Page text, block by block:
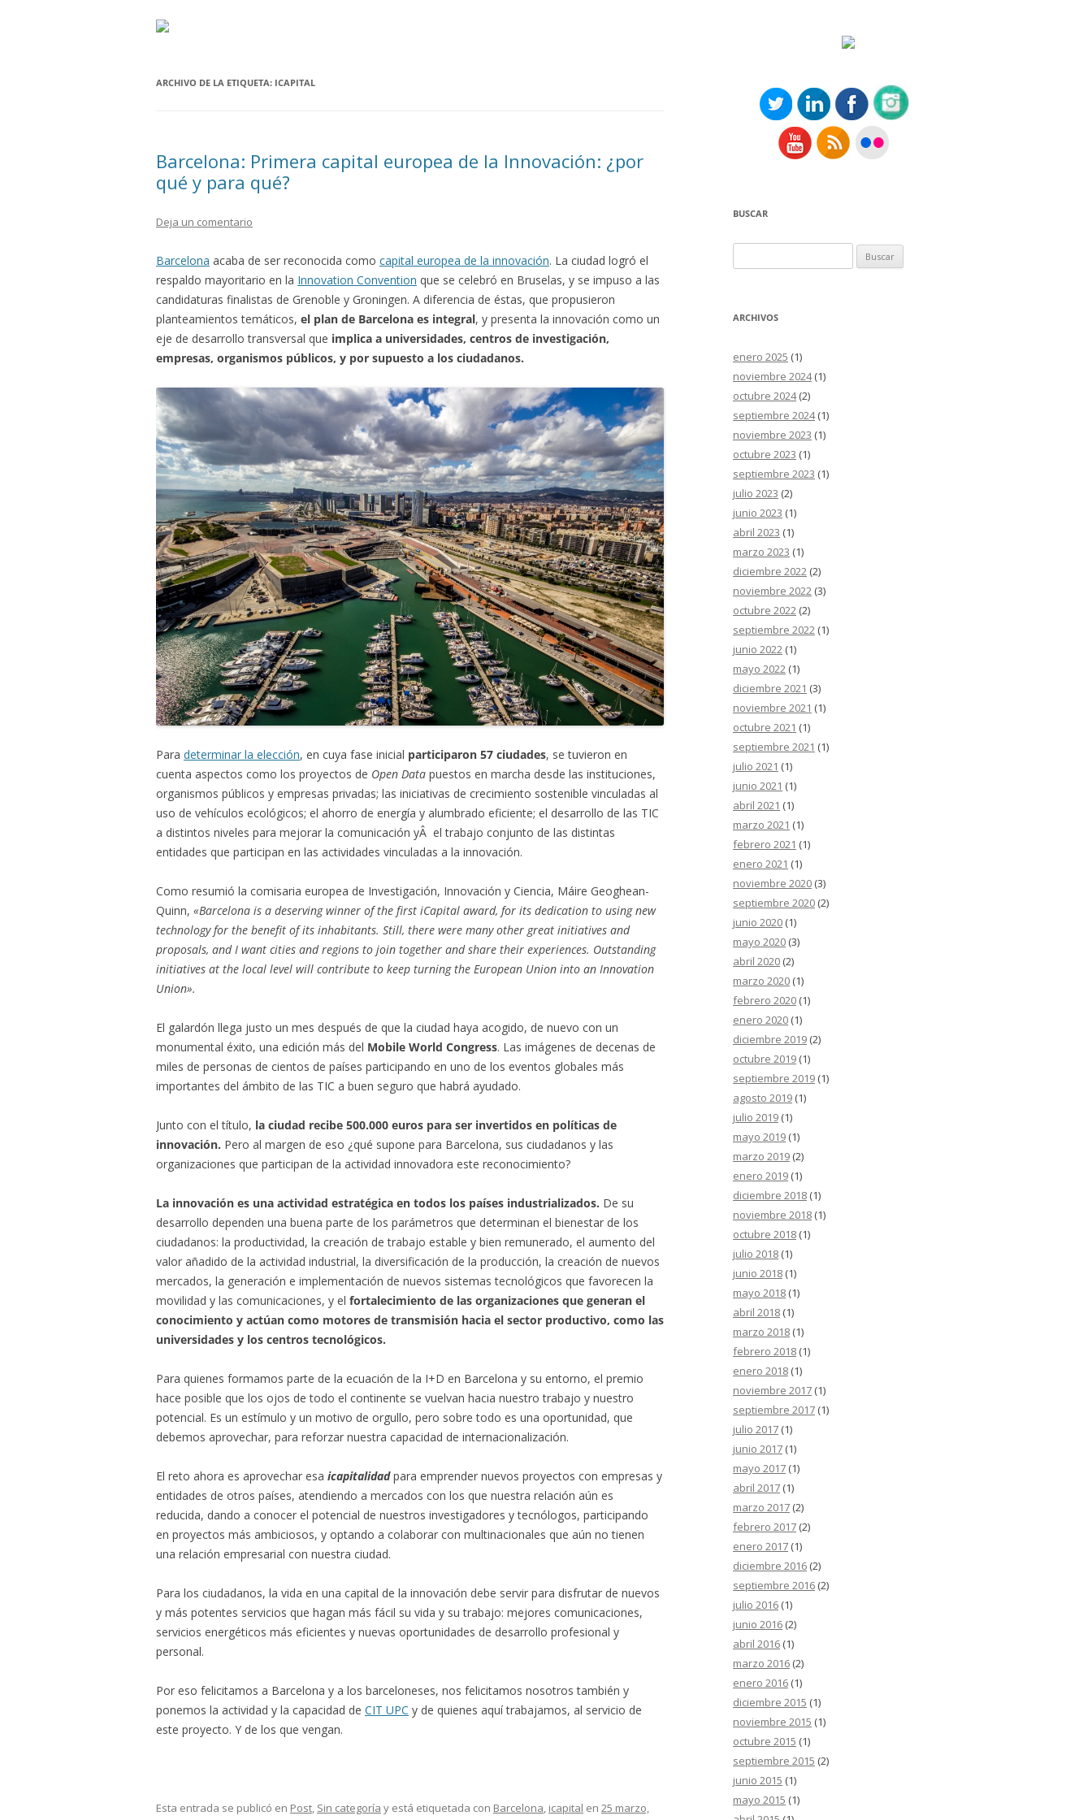
ARCHIVO DE LA ETIQUETA: ICAPITAL
Barcelona: Primera capital europea de la Innovación: ¿por
qué y para qué?
Deja un comentario
Barcelona acaba de ser reconocida como capital europea de la innovación. La ciudad logró el
respaldo mayoritario en la Innovation Convention que se celebró en Bruselas, y se impuso a las
candidaturas finalistas de Grenoble y Groningen. A diferencia de éstas, que propusieron
planteamientos temáticos, el plan de Barcelona es integral, y presenta la innovación como un
eje de desarrollo transversal que implica a universidades, centros de investigación,
empresas, organismos públicos, y por supuesto a los ciudadanos.
Para determinar la elección, en cuya fase inicial participaron 57 ciudades, se tuvieron en
cuenta aspectos como los proyectos de Open Data puestos en marcha desde las instituciones,
organismos públicos y empresas privadas; las iniciativas de crecimiento sostenible vinculadas al
uso de vehículos ecológicos; el ahorro de energía y alumbrado eficiente; el desarrollo de las TIC
a distintos niveles para mejorar la comunicación yÂ el trabajo conjunto de las distintas
entidades que participan en las actividades vinculadas a la innovación.
Como resumió la comisaria europea de Investigación, Innovación y Ciencia, Máire Geoghean-
Quinn, «Barcelona is a deserving winner of the first iCapital award, for its dedication to using new
technology for the benefit of its inhabitants. Still, there were many other great initiatives and
proposals, and I want cities and regions to join together and share their experiences. Outstanding
initiatives at the local level will contribute to keep turning the European Union into an Innovation
Union».
El galardón llega justo un mes después de que la ciudad haya acogido, de nuevo con un
monumental éxito, una edición más del Mobile World Congress. Las imágenes de decenas de
miles de personas de cientos de países participando en uno de los eventos globales más
importantes del ámbito de las TIC a buen seguro que habrá ayudado.
Junto con el título, la ciudad recibe 500.000 euros para ser invertidos en políticas de
innovación. Pero al margen de eso ¿qué supone para Barcelona, sus ciudadanos y las
organizaciones que participan de la actividad innovadora este reconocimiento?
La innovación es una actividad estratégica en todos los países industrializados. De su
desarrollo dependen una buena parte de los parámetros que determinan el bienestar de los
ciudadanos: la productividad, la creación de trabajo estable y bien remunerado, el aumento del
valor añadido de la actividad industrial, la diversificación de la producción, la creación de nuevos
mercados, la generación e implementación de nuevos sistemas tecnológicos que favorecen la
movilidad y las comunicaciones, y el fortalecimiento de las organizaciones que generan el
conocimiento y actúan como motores de transmisión hacia el sector productivo, como las
universidades y los centros tecnológicos.
Para quienes formamos parte de la ecuación de la I+D en Barcelona y su entorno, el premio
hace posible que los ojos de todo el continente se vuelvan hacia nuestro trabajo y nuestro
potencial. Es un estímulo y un motivo de orgullo, pero sobre todo es una oportunidad, que
debemos aprovechar, para reforzar nuestra capacidad de internacionalización.
El reto ahora es aprovechar esa icapitalidad para emprender nuevos proyectos con empresas y
entidades de otros países, atendiendo a mercados con los que nuestra relación aún es
reducida, dando a conocer el potencial de nuestros investigadores y tecnólogos, participando
en proyectos más ambiciosos, y optando a colaborar con multinacionales que aún no tienen
una relación empresarial con nuestra ciudad.
Para los ciudadanos, la vida en una capital de la innovación debe servir para disfrutar de nuevos
y más potentes servicios que hagan más fácil su vida y su trabajo: mejores comunicaciones,
servicios energéticos más eficientes y nuevas oportunidades de desarrollo profesional y
personal.
Por eso felicitamos a Barcelona y a los barceloneses, nos felicitamos nosotros también y
ponemos la actividad y la capacidad de CIT UPC y de quienes aquí trabajamos, al servicio de
este proyecto. Y de los que vengan.
Esta entrada se publicó en Post, Sin categoría y está etiquetada con Barcelona, icapital en 25 marzo,
BUSCAR
ARCHIVOS
enero 2025 (1)
noviembre 2024(1)
octubre 2024(2)
septiembre 2024(1)
noviembre 2023 (1)
octubre 2023 (1)
septiembre 2023 (1)
julio 2023 (2)
junio 2023 (1)
abril 2023 (1)
marzo 2023 (1)
diciembre 2022 (2)
noviembre 2022 (3)
octubre 2022 (2)
septiembre 2022 (1)
junio 2022 (1)
mayo 2022 (1)
diciembre 2021 (3)
noviembre 2021 (1)
octubre 2021 (1)
septiembre 2021 (1)
julio 2021 (1)
junio 2021 (1)
abril 2021 (1)
marzo 2021 (1)
febrero 2021 (1)
enero 2021 (1)
noviembre 2020 (3)
septiembre 2020 (2)
junio 2020 (1)
mayo 2020 (3)
abril 2020 (2)
marzo 2020 (1)
febrero 2020 (1)
enero 2020 (1)
diciembre 2019 (2)
octubre 2019 (1)
septiembre 2019 (1)
agosto 2019 (1)
julio 2019 (1)
mayo 2019 (1)
marzo 2019 (2)
enero 2019 (1)
diciembre 2018 (1)
noviembre 2018 (1)
octubre 2018 (1)
julio 2018 (1)
junio 2018 (1)
mayo 2018 (1)
abril 2018 (1)
marzo 2018 (1)
febrero 2018 (1)
enero 2018 (1)
noviembre 2017 (1)
septiembre 2017 (1)
julio 2017 (1)
junio 2017 (1)
mayo 2017 (1)
abril 2017 (1)
marzo 2017 (2)
febrero 2017 (2)
enero 2017 (1)
diciembre 2016 (2)
septiembre 2016 (2)
julio 2016 (1)
junio 2016 (2)
abril 2016 (1)
marzo 2016 (2)
enero 2016 (1)
diciembre 2015 (1)
noviembre 2015 (1)
octubre 2015 (1)
septiembre 2015 (2)
junio 2015 (1)
mayo 2015 (1)